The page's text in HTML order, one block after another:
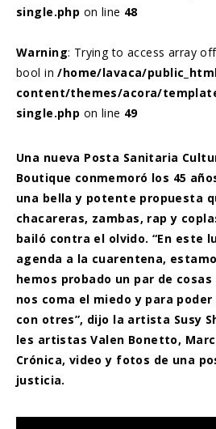
single.php on line 48
Warning: Trying to access array
bool in/home/lavaca/
content/themes/acora/
single.php on line 49
Una nueva Posta Sanitaria
Boutique conmemoró los 45
una bella y potente propuesta
chacareras, zambas, rap y
bailó contra el olvido. “En este
agenda a la cuarentena,
hemos probado un par de
nos coma el miedo y para
con otres”, dijo la artista Susy
les artistas Valen Bonetto,
Crónica, video y fotos de una
justicia.